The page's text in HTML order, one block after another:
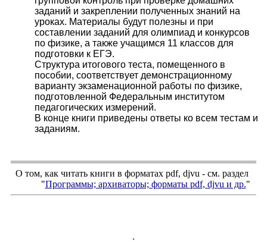
заданий и закреплении полученных знаний на
уроках. Материалы будут полезны и при
составлении заданий для олимпиад и конкурсов
по физике, а также учащимся 11 классов для
подготовки к ЕГЭ.
Структура итогового теста, помещенного в
пособии, соответствует демонстрационному
варианту экзаменационной работы по физике,
подготовленной Федеральным институтом
педагогических измерений.
В конце книги приведены ответы ко всем тестам и
заданиям.
О том, как читать книги в форматах pdf, djvu - см. раздел
"Программы; архиваторы; форматы pdf, djvu и др."
.